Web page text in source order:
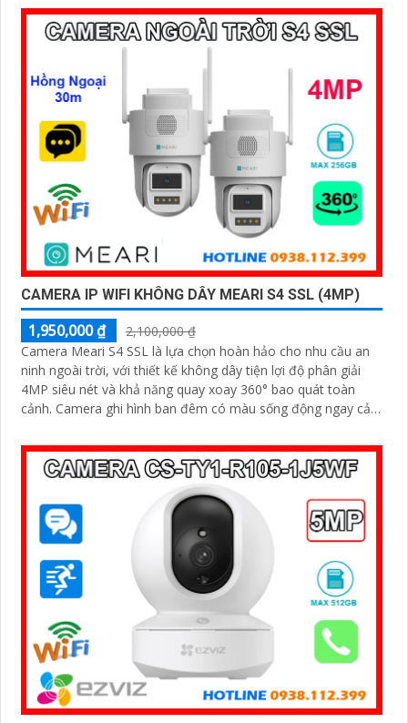
camera hoạt động ổn định trong mọi điều kiện
CAMERA IP WIFI KHÔNG DÂY MEARI S4 SSL (4MP)
1,950,000 ₫
2,100,000 ₫
Camera Meari S4 SSL là lựa chọn hoàn hảo cho nhu cầu an
ninh ngoài trời, với thiết kế không dây tiện lợi độ phân giải
4MP siêu nét và khả năng quay xoay 360° bao quát toàn
cảnh. Camera ghi hình ban đêm có màu sống động ngay cả
đàm thoại 2 chiều giúp bạn chủ động phát hiện và xử lý mọi
tình huống